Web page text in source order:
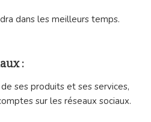
dans les meilleurs temps.
:
ses produits et ses services,
sur les réseaux sociaux.